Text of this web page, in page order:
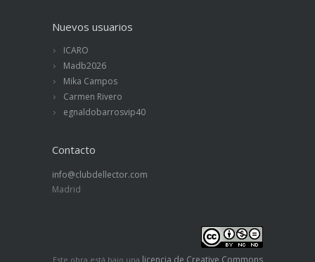
Nuevos usuarios
ICARO
Madb2026
Mika Campos
Carmen Rivero
egnaldobarrosvip40
Contacto
info@clubdellector.com
Madrid
Este obra está bajo una licencia de Creative Commons